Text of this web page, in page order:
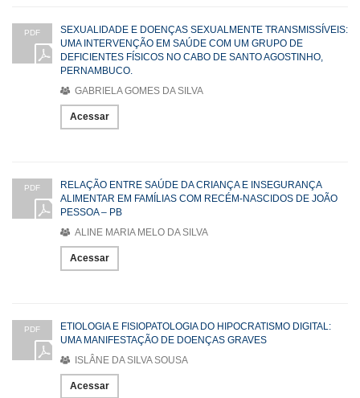
PDF
SEXUALIDADE E DOENÇAS SEXUALMENTE TRANSMISSÍVEIS:
UMA INTERVENÇÃO EM SAÚDE COM UM GRUPO DE
DEFICIENTES FÍSICOS NO CABO DE SANTO AGOSTINHO,
PERNAMBUCO.
GABRIELA GOMES DA SILVA
Acessar
PDF
RELAÇÃO ENTRE SAÚDE DA CRIANÇA E INSEGURANÇA
ALIMENTAR EM FAMÍLIAS COM RECÉM-NASCIDOS DE JOÃO
PESSOA – PB
ALINE MARIA MELO DA SILVA
Acessar
PDF
ETIOLOGIA E FISIOPATOLOGIA DO HIPOCRATISMO DIGITAL:
UMA MANIFESTAÇÃO DE DOENÇAS GRAVES
ISLÂNE DA SILVA SOUSA
Acessar